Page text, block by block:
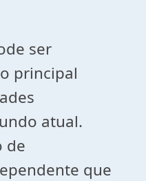
ser
principal
atual.
de
que